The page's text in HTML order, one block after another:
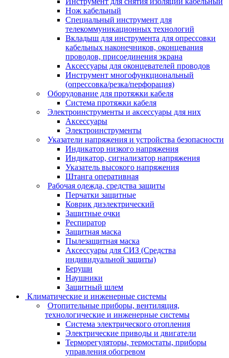
Нож кабельный
Специальный инструмент для
телекоммуникационных технологий
Вкладыш для инструмента для опрессовки
кабельных наконечников, оконцевания
проводов, присоединения экрана
Аксессуары для оконцевателей проводов
Инструмент многофункциональный
(опрессовка/резка/перфорация)
Оборудование для протяжки кабеля
Система протяжки кабеля
Электроинструменты и аксессуары для них
Аксессуары
Электроинструменты
Указатели напряжения и устройства безопасности
Индикатор низкого напряжения
Индикатор, сигнализатор напряжения
Указатель высокого напряжения
Штанга оперативная
Рабочая одежда, средства защиты
Перчатки защитные
Коврик диэлектрический
Защитные очки
Респиратор
Защитная маска
Пылезащитная маска
Аксессуары для СИЗ (Средства
индивидуальной защиты)
Беруши
Наушники
Защитный шлем
Климатические и инженерные системы
Отопительные приборы, вентиляция,
технологические и инженерные системы
Система электрического отопления
Электрические приводы и двигатели
Терморегуляторы, термостаты, приборы
управления обогревом